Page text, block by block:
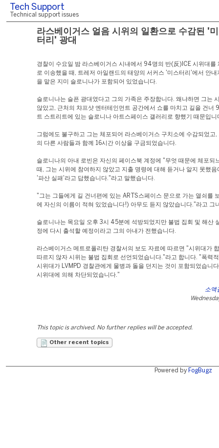
Tech Support
Technical support issues
라스베이거스 얼음 시위의 일환으로 수감된 '
터리' 광대
경찰이 수요일 밤 라스베이거스 시내에서 94명의 반(反)ICE 시위대를
로 이송했을 때, 트레저 아일랜드의 태양의 서커스 '미스터리'에서 안
을 맡은 지미 슬로니나가 포함되어 있었습니다.
슬로니나는 슬픈 광대였다고 그의 가족은 주장합니다. 왜냐하면 그는
않았고, 근처의 챠프샷 엔터테인먼트 공간에서 쇼를 마치고 길을 건너
트 스트리트에 있는 슬로니나 아트스페이스 갤러리로 향했기 때문입니
그럼에도 불구하고 그는 체포되어 라스베이거스 구치소에 수감되었고
의 다른 사람들과 함께 16시간 이상을 구금되었습니다.
슬로니나의 아내 로빈은 자신의 페이스북 계정에 "무엇 때문에 체포되
때, 그는 시위에 참여하지 않았고 지출 명령에 대해 듣거나 알지 못했음
'파산 실패'라고 답했습니다."라고 말했습니다.
"그는 그들에게 길 건너편에 있는 ARTS스페이스 문으로 가는 열쇠를
에 자신의 이름이 적혀 있었습니다!) 아무도 듣지 않았습니다."라고 그
슬로니나는 목요일 오후 3시 45분에 석방되었지만 불법 집회 및 해산
정에 다시 출석할 예정이라고 그의 아내가 전했습니다.
라스베이거스 메트로폴리탄 경찰서의 보도 자료에 따르면 "시위대가
따르지 않자 시위는 불법 집회로 선언되었습니다."라고 합니다. "폭력
시위대가 LVMPD 경찰관에게 물병과 돌을 던지는 것이 포함되었습니
시위대에 의해 차단되었습니다."
소액
This topic is archived. No further replies will be accepted.
Other recent topics
Powered by FogBugz